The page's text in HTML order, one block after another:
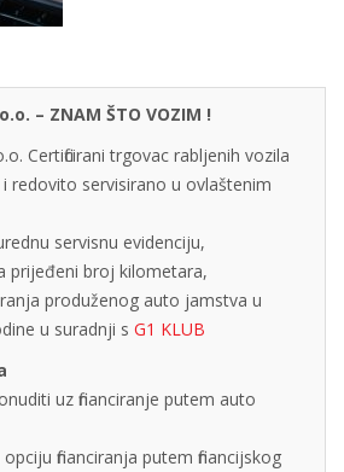
– ZNAM ŠTO VOZIM !
Certificirani trgovac rabljenih vozila
redovito servisirano u ovlaštenim
servisnu evidenciju,
prijeđeni broj kilometara,
produženog auto jamstva u
u suradnji s G1 KLUB
uz financiranje putem auto
financiranja putem financijskog